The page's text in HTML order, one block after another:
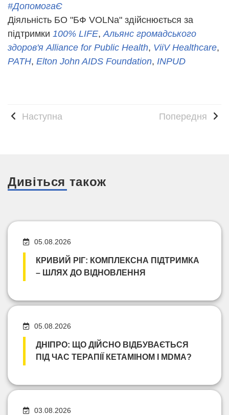
#ДопомогаЄ
Діяльність БО "БФ VOLNa" здійснюється за
підтримки 100% LIFE, Альянс громадського
здоров'я Alliance for Public Health, ViiV Healthcare,
PATH, Elton John AIDS Foundation, INPUD
Наступна Попередня
Дивіться також
05.08.2026
КРИВИЙ РІГ: КОМПЛЕКСНА ПІДТРИМКА
– ШЛЯХ ДО ВІДНОВЛЕННЯ
05.08.2026
ДНІПРО: ЩО ДІЙСНО ВІДБУВАЄТЬСЯ
ПІД ЧАС ТЕРАПІЇ КЕТАМІНОМ І MDMA?
03.08.2026